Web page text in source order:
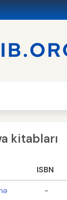
kitabları
ISBN
-